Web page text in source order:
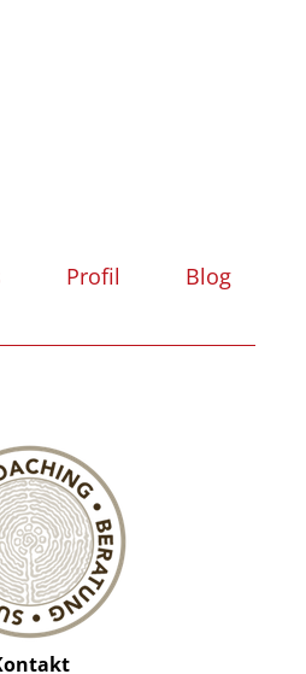
Profil Blog